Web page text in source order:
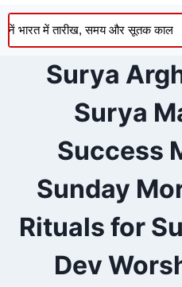
भारत में तारीख, समय और सूतक काल
Surya
Surya
Success
Sunday
Rituals for
Dev